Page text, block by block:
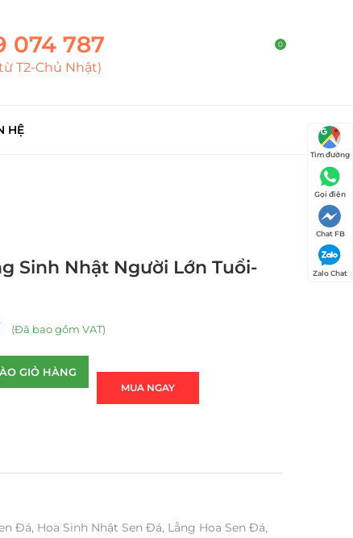
074 787
T2-Chủ Nhật)
0
HỆ
Sinh Nhật Người Lớn Tuổi-
(Đã bao gồm VAT)
GIỎ HÀNG
MUA NGAY
Đá, Hoa Sinh Nhật Sen Đá, Lẵng Hoa Sen Đá,
Tìm đường
Gọi điện
Chat FB
Zalo Chat